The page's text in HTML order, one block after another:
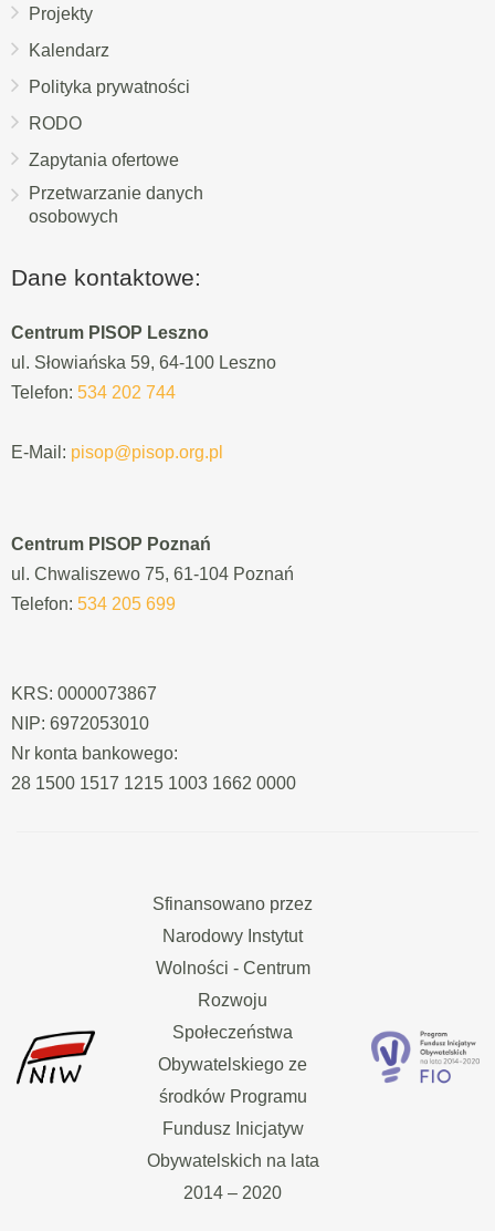
Projekty
Kalendarz
Polityka prywatności
RODO
Zapytania ofertowe
Przetwarzanie danych
osobowych
Dane kontaktowe:
Centrum PISOP Leszno
ul. Słowiańska 59, 64-100 Leszno
Telefon: 534 202 744
E-Mail: pisop@pisop.org.pl
Centrum PISOP Poznań
ul. Chwaliszewo 75, 61-104 Poznań
Telefon: 534 205 699
KRS: 0000073867
NIP: 6972053010
Nr konta bankowego:
28 1500 1517 1215 1003 1662 0000
Sfinansowano przez
Narodowy Instytut
Wolności - Centrum
Rozwoju
Społeczeństwa
Obywatelskiego ze
środków Programu
Fundusz Inicjatyw
Obywatelskich na lata
2014 – 2020